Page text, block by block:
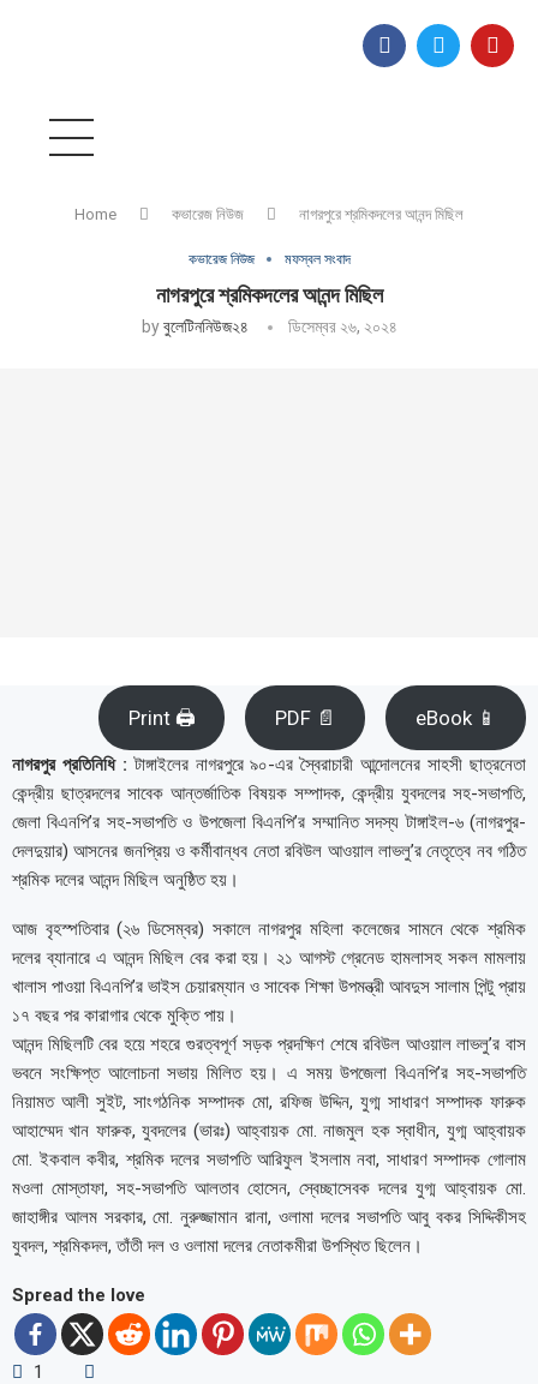
Home কভারেজ নিউজ নাগরপুরে শ্রমিকদলের আনন্দ মিছিল
কভারেজ নিউজ মফস্বল সংবাদ
নাগরপুরে শ্রমিকদলের আনন্দ মিছিল
byবুলেটিননিউজ২৪ ডিসেম্বর ২৬, ২০২৪
Print 🖨 PDF 📄 eBook 📱
নাগরপুর প্রতিনিধি : টাঙ্গাইলের নাগরপুরে ৯০-এর স্বৈরাচারী আন্দোলনের সাহসী ছাত্রনেতা
কেন্দ্রীয় ছাত্রদলের সাবেক আন্তর্জাতিক বিষয়ক সম্পাদক, কেন্দ্রীয় যুবদলের সহ-সভাপতি,
জেলা বিএনপি’র সহ-সভাপতি ও উপজেলা বিএনপি’র সম্মানিত সদস্য টাঙ্গাইল-৬ (নাগরপুর-
দেলদুয়ার) আসনের জনপ্রিয় ও কর্মীবান্ধব নেতা রবিউল আওয়াল লাভলু’র নেতৃত্বে নব গঠিত
শ্রমিক দলের আনন্দ মিছিল অনুষ্ঠিত হয়।
আজ বৃহস্পতিবার (২৬ ডিসেম্বর) সকালে নাগরপুর মহিলা কলেজের সামনে থেকে শ্রমিক
দলের ব্যানারে এ আনন্দ মিছিল বের করা হয়। ২১ আগস্ট গ্রেনেড হামলাসহ সকল মামলায়
খালাস পাওয়া বিএনপি’র ভাইস চেয়ারম্যান ও সাবেক শিক্ষা উপমন্ত্রী আবদুস সালাম পিন্টু প্রায়
১৭ বছর পর কারাগার থেকে মুক্তি পায়।
আনন্দ মিছিলটি বের হয়ে শহরে গুরত্বপূর্ণ সড়ক প্রদক্ষিণ শেষে রবিউল আওয়াল লাভলু’র বাস
ভবনে সংক্ষিপ্ত আলোচনা সভায় মিলিত হয়। এ সময় উপজেলা বিএনপি’র সহ-সভাপতি
নিয়ামত আলী সুইট, সাংগঠনিক সম্পাদক মো, রফিজ উদ্দিন, যুগ্ম সাধারণ সম্পাদক ফারুক
আহাম্মেদ খান ফারুক, যুবদলের (ভারঃ) আহ্বায়ক মো. নাজমুল হক স্বাধীন, যুগ্ম আহ্বায়ক
মো. ইকবাল কবীর, শ্রমিক দলের সভাপতি আরিফুল ইসলাম নবা, সাধারণ সম্পাদক গোলাম
মওলা মোস্তাফা, সহ-সভাপতি আলতাব হোসেন, স্বেচ্ছাসেবক দলের যুগ্ম আহ্বায়ক মো.
জাহাঙ্গীর আলম সরকার, মো. নুরুজ্জামান রানা, ওলামা দলের সভাপতি আবু বকর সিদ্দিকীসহ
যুবদল, শ্রমিকদল, তাঁতী দল ও ওলামা দলের নেতাকমীরা উপস্থিত ছিলেন।
Spread the love
1